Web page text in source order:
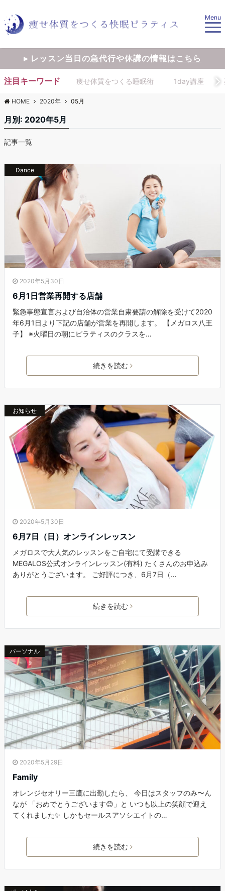
Menu
▸ レッスン当日の急代行や休講の情報はこちら
注目キーワード 痩せ体質をつくる睡眠術 1day講座
HOME 2020年 05月
月別: 2020年5月
記事一覧
Dance
2020年5月30日
6月1日営業再開する店舗
緊急事態宣言および自治体の営業自粛要請の解除を受けて2020
年6月1日より下記の店舗が営業を再開します。 【メガロス八王
子】 ※火曜日の朝にピラティスのクラスを…
続きを読む
お知らせ
2020年5月30日
6月7日（日）オンラインレッスン
メガロスで大人気のレッスンをご自宅にて受講できる
MEGALOS公式オンラインレッスン(有料) たくさんのお申込み
ありがとうございます。 ご好評につき、6月7日（…
続きを読む
パーソナル
2020年5月29日
Family
オレンジセオリー三鷹に出勤したら、 今日はスタッフのみ〜ん
なが 「おめでとうございます😊」と いつも以上の笑顔で迎え
てくれました✨ しかもセールスアソシエイトの…
続きを読む